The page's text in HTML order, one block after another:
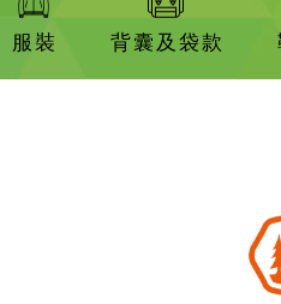
服裝 背囊及袋款